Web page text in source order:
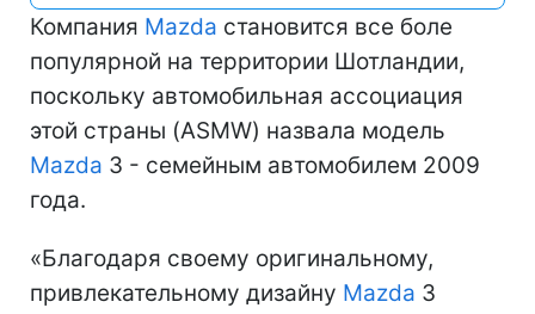
Компания Mazda становится все боле
популярной на территории Шотландии,
поскольку автомобильная ассоциация
этой страны (ASMW) назвала модель
Mazda 3 - семейным автомобилем 2009
года.
«Благодаря своему оригинальному,
привлекательному дизайну Mazda 3